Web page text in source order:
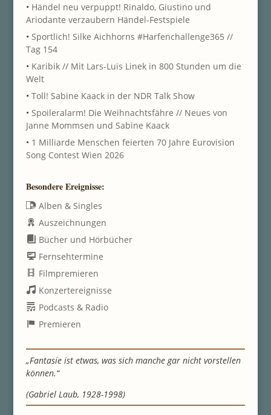
• Händel neu verpuppt! Rinaldo, Giustino und
Ariodante verzaubern Händel-Festspiele
• Sportlich! Silke Aichhorns #Harfenchallenge365 //
Tag 154
• Karibik // Mit Lars-Luis Linek in 800 Stunden um die
Welt
• Toll! Sabine Kaack in der NDR Talk Show
• Spoileralarm! Die Weihnachtsfähre // Neues von
Janne Mommsen und Sabine Kaack
• 1 Milliarde Menschen feierten 70 Jahre Eurovision
Song Contest Wien 2026
Besondere Ereignisse:
Alben & Singles
Auszeichnungen
Bücher und Hörbücher
Fernsehtermine
Filmpremieren
Konzertereignisse
Podcasts & Radio
Premieren
„Fantasie ist etwas, was sich manche gar nicht vorstellen
können.“
(Gabriel Laub, 1928-1998)